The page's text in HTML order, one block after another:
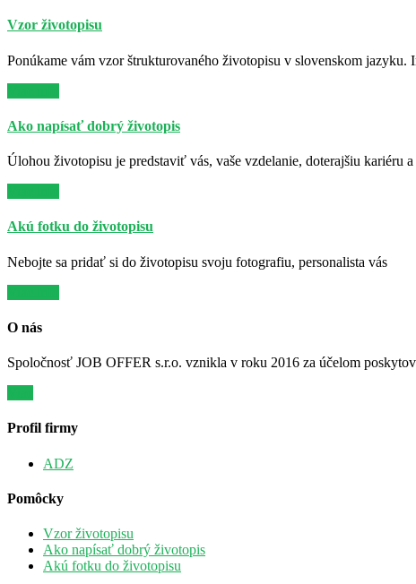
Vzor životopisu
Ponúkame vám vzor štrukturovaného životopisu v slovenskom jazyku.
Ako napísať dobrý životopis
Úlohou životopisu je predstaviť vás, vaše vzdelanie, doterajšiu kariéru a
Akú fotku do životopisu
Nebojte sa pridať si do životopisu svoju fotografiu, personalista vás
O nás
Spoločnosť JOB OFFER s.r.o. vznikla v roku 2016 za účelom
Profil firmy
ADZ
Pomôcky
Vzor životopisu
Ako napísať dobrý životopis
Akú fotku do životopisu